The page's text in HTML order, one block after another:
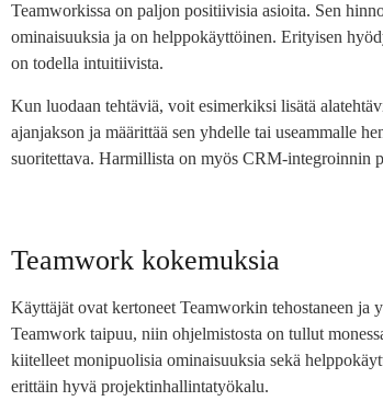
Teamworkissa on paljon positiivisia asioita. Sen
ominaisuuksia ja on helppokäyttöinen. Erityisen
on todella intuitiivista.
Kun luodaan tehtäviä, voit esimerkiksi lisätä
ajanjakson ja määrittää sen yhdelle tai useammalle
suoritettava. Harmillista on myös CRM-integroinnin
Teamwork kokemuksia
Käyttäjät ovat kertoneet Teamworkin tehostaneen
Teamwork taipuu, niin ohjelmistosta on tullut
kiitelleet monipuolisia ominaisuuksia sekä
erittäin hyvä projektinhallintatyökalu.